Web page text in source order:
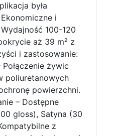
była
Ekonomiczne i
100-120
aż 39 m² z
i zastosowanie:
żywic
poliuretanowych
powierzchni.
– Dostępne
gloss), Satyna (30
z